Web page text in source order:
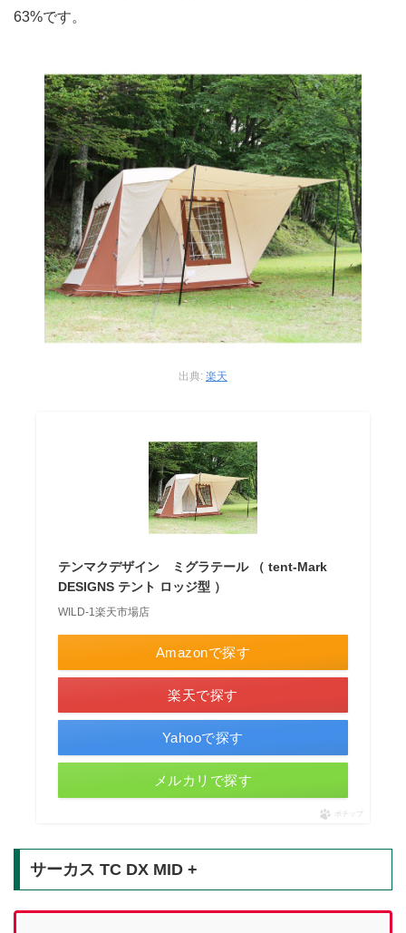
63%です。
出典: 楽天
テンマクデザイン ミグラテール （ tent-Mark
DESIGNS テント ロッジ型 ）
WILD-1楽天市場店
Amazonで探す
楽天で探す
Yahooで探す
メルカリで探す
ポチップ
サーカス TC DX MID +